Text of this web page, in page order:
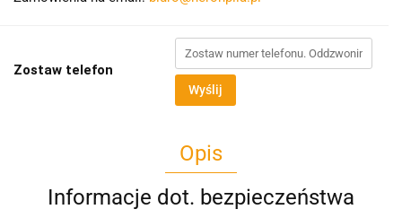
Zostaw telefon
Wyślij
Opis
Informacje dot. bezpieczeństwa